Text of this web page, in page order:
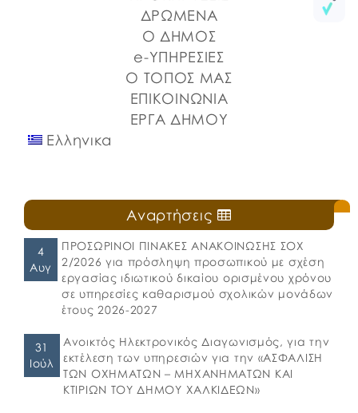
Λιμένων Ν. Εύβοιας και του Επιμελητηρίου Εύβοιας.
⚓️Η επίσημη έναρξη πραγματοποιήθηκε με την
ΔΡΩΜΕΝΑ
Ο ΔΗΜΟΣ
e-ΥΠΗΡΕΣΙΕΣ
Ο ΤΟΠΟΣ ΜΑΣ
ΕΠΙΚΟΙΝΩΝΙΑ
ΕΡΓΑ ΔΗΜΟΥ
Ελληνικα
Αναρτήσεις
4
Αυγ
ΠΡΟΣΩΡΙΝΟΙ ΠΙΝΑΚΕΣ ΑΝΑΚΟΙΝΩΣΗΣ ΣΟΧ
2/2026 για πρόσληψη προσωπικού με σχέση
εργασίας ιδιωτικού δικαίου ορισμένου χρόνου
σε υπηρεσίες καθαρισμού σχολικών μονάδων
έτους 2026-2027
31
Ιούλ
Ανοικτός Ηλεκτρονικός Διαγωνισμός, για την
εκτέλεση των υπηρεσιών για την «ΑΣΦΑΛΙΣΗ
ΤΩΝ ΟΧΗΜΑΤΩΝ – ΜΗΧΑΝΗΜΑΤΩΝ ΚΑΙ
ΚΤΙΡΙΩΝ ΤΟΥ ΔΗΜΟΥ ΧΑΛΚΙΔΕΩΝ»